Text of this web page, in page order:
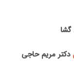
دکتر مریم حاجی